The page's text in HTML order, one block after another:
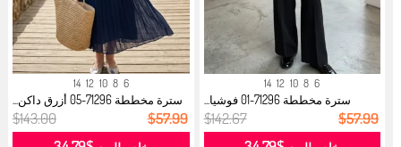
6
8
10
12
14
سترة مخططة 71296-01 فوشيا...
$142.67 $57.99
6
8
10
12
14
سترة مخططة 71296-05 أزرق داكن...
$143.00 $57.99